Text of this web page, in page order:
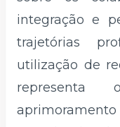
integração e
trajetórias
utilização de
representa